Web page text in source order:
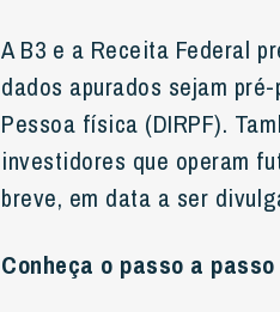
A B3 e a Receita Federal
dados apurados sejam
Pessoa física (DIRPF).
investidores que operam
breve, em data a ser
Conheça o passo a